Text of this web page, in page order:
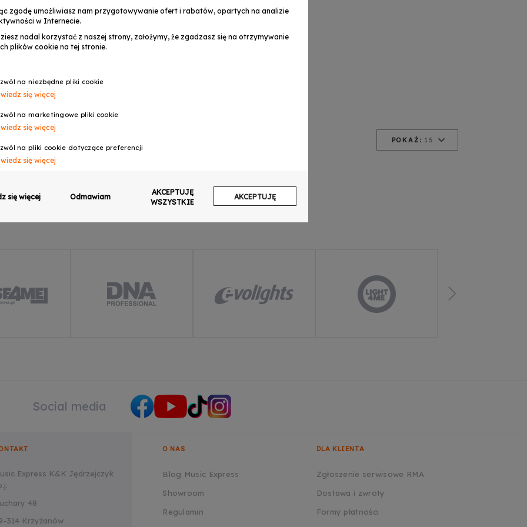
do nauki brązowe
smyczek kalafonia
329,99 zł
DO KOSZYKA
POKAŻ: 15
Social media
Express K&K Jędrzejczyk
48
314 Krzyżanów
O NAS
Blog Music Express
Showroom
Regulamin
DLA KLIENTA
Zgłoszenie serwisowe RMA
Dostawa i zwroty
Formy płatności
zgodę umożliwiasz nam przygotowywanie ofert i rabatów, opartych na analizie
w Internecie.
nadal korzystać z naszej strony, założymy, że zgadzasz się na otrzymywanie
plików cookie na tej stronie.
na niezbędne pliki cookie
się więcej
na marketingowe pliki cookie
się więcej
na pliki cookie dotyczące preferencji
się więcej
się więcej
się więcej Odmawiam
AKCEPTUJĘ
WSZYSTKIE
AKCEPTUJĘ